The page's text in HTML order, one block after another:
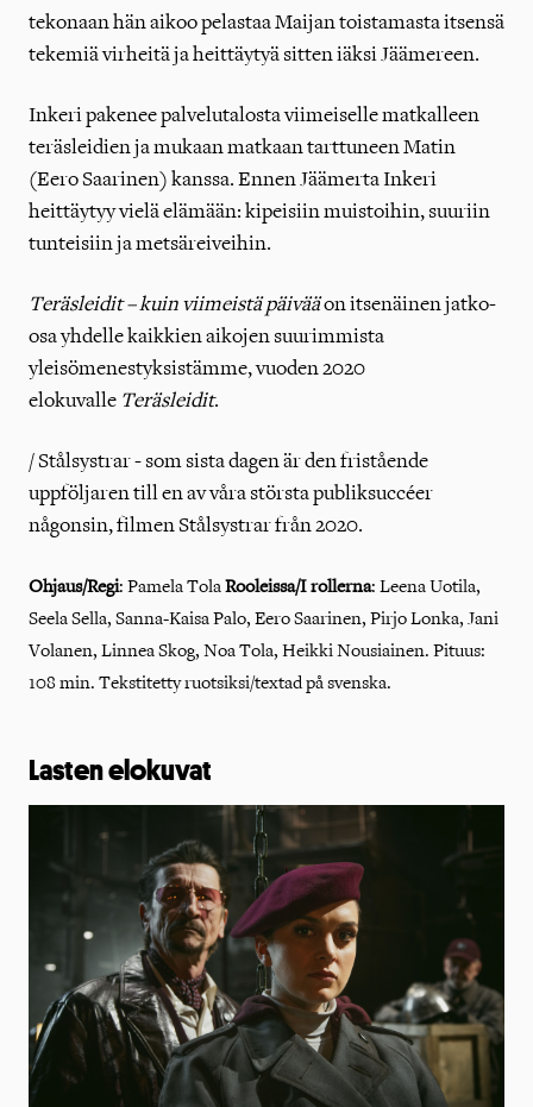
tekonaan hän aikoo pelastaa Maijan toistamasta itsensä
tekemiä virheitä ja heittäytyä sitten iäksi Jäämereen.
Inkeri pakenee palvelutalosta viimeiselle matkalleen
teräsleidien ja mukaan matkaan tarttuneen Matin
(Eero Saarinen) kanssa. Ennen Jäämerta Inkeri
heittäytyy vielä elämään: kipeisiin muistoihin, suuriin
tunteisiin ja metsäreiveihin.
Teräsleidit – kuin viimeistä päivääon itsenäinen jatko-
osa yhdelle kaikkien aikojen suurimmista
yleisömenestyksistämme, vuoden 2020
elokuvalle Teräsleidit.
/Stålsystrar - som sista dagen är den fristående
uppföljaren till en av våra största publiksuccéer
någonsin, filmen Stålsystrar från 2020.
Ohjaus/Regi: Pamela TolaRooleissa/I rollerna: Leena Uotila,
Seela Sella, Sanna-Kaisa Palo, Eero Saarinen, Pirjo Lonka, Jani
Volanen, Linnea Skog, Noa Tola, Heikki Nousiainen. Pituus:
108 min. Tekstitetty ruotsiksi/textad på svenska.
Lasten elokuvat